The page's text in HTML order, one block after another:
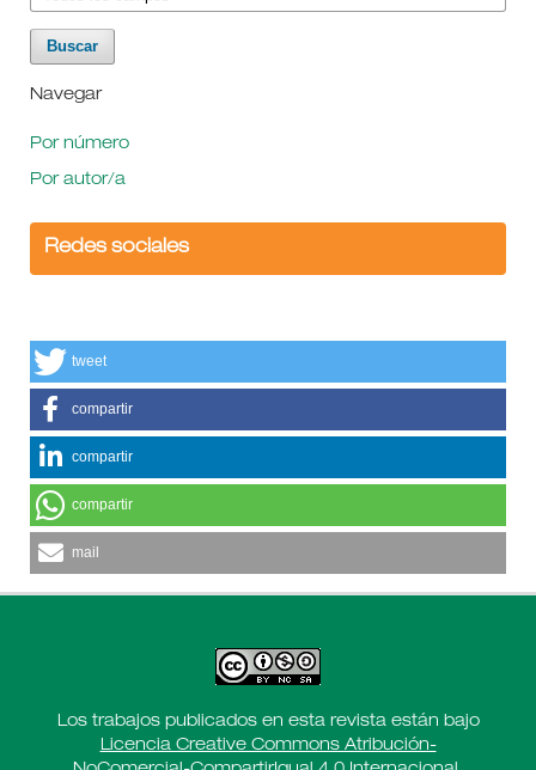
Navegar
Por número
Por autor/a
Redes sociales
tweet
compartir
compartir
compartir
mail
Los trabajos publicados en esta revista están bajo
Licencia Creative Commons Atribución-